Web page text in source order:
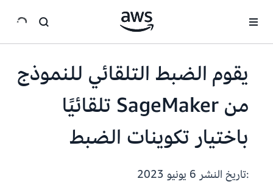
يقوم الضبط التلقائي للنموذج
من SageMaker تلقائيًا
باختيار تكوينات الضبط
:تاريخ النشر